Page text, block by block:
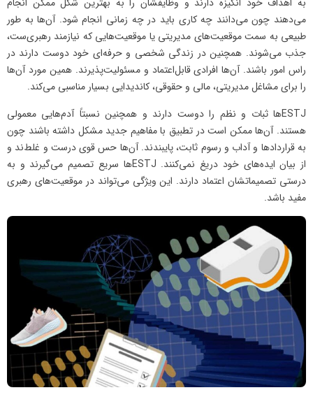
می‌دهند چون می‌دانند چه کاری باید در چه زمانی انجام شود. آن‌ها به طور
‌طبیعی به سمت موقعیت‌های مدیریتی یا موقعیت‌هایی که نیازمند رهبری‌ست،
جذب می‌شوند. همچنین در زندگی شخصی و حرفه‌ای خود دوست دارند در
راس امور باشند. آن‌ها افرادی قابل‌اعتماد و مسئولیت‌پذیرند. همین مورد آن‌ها
را برای مشاغل مدیریتی، مالی و حقوقی، کاندیدایی بسیار مناسبی می‌کند.
ESTJها ثبات و نظم را دوست دارند و همچنین نسبتاً آدم‌هایی معمولی
هستند. آن‌ها ممکن است در تطبیق با مفاهیم جدید مشکل داشته باشند چون
به قراردادها و آداب و رسوم ثابت، پایبندند. آن‌ها حس قوی درست و غلط‌ند و
از بیان ایده‌های خود دریغ نمی‌کنند. ESTJها سریع تصمیم می‌گیرند و به
درستی تصمیماتشان اعتماد دارند. این ویژگی می‌تواند در موقعیت‌های رهبری
مفید باشد.